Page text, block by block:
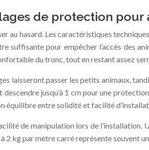
de protection pour
au hasard. Les caractéristiques
pour empêcher l’accès des
du tronc, tout en restant assez
laisseront passer les petits animaux,
jusqu’à 1 cm pour une
équilibre entre solidité et facilité
de manipulation lors de
2 kg par mètre carré représente souvent